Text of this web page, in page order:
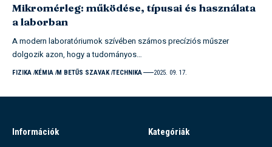
Mikromérleg: működése, típusai és használata
a laborban
A modern laboratóriumok szívében számos precíziós műszer
dolgozik azon, hogy a tudományos…
FIZIKA KÉMIA M BETŰS SZAVAK TECHNIKA 2025. 09. 17.
Információk
Kategóriák